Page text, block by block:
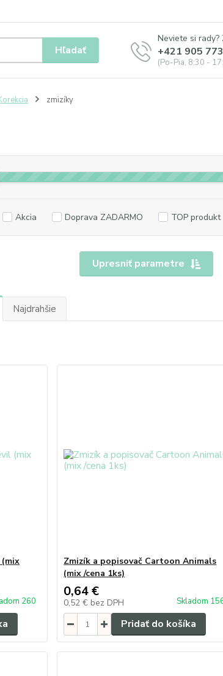
Hľadať
Neviete si rady?
+421 905
(Po-Pia, 8:30 -
zmizíky
Upresniť parametre
Akcia Doprava ZADARMO TOP produkt
Najdrahšie
260
Zmizík a popisovač Cartoon Animals
(mix /cena 1ks)
0,64 €
0,52 € bez DPH Skladom
Pridať do košíka